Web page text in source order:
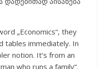
„Economics“, they
tables immediately. In
notion. It’s from an
who runs a family“.